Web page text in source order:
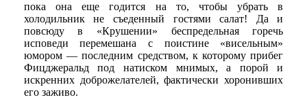
пока она еще годится на то, чтобы убрать в
холодильник не съеденный гостями салат! Да и
повсюду в «Крушении» беспредельная горечь
исповеди перемешана с поистине «висельным»
юмором — последним средством, к которому прибег
Фицджеральд под натиском мнимых, а порой и
искренних доброжелателей, фактически хоронивших
его заживо.